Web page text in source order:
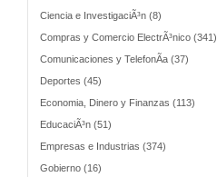
Ciencia e InvestigaciÃ³n (8)
Compras y Comercio ElectrÃ³nico (341)
Comunicaciones y TelefonÃ­a (37)
Deportes (45)
Economia, Dinero y Finanzas (113)
EducaciÃ³n (51)
Empresas e Industrias (374)
Gobierno (16)